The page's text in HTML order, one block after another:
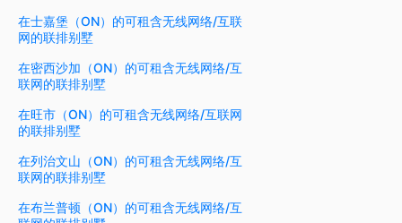
在士嘉堡（ON）的可租含无线网络/互联
网的联排别墅
在密西沙加（ON）的可租含无线网络/互
联网的联排别墅
在旺市（ON）的可租含无线网络/互联网
的联排别墅
在列治文山（ON）的可租含无线网络/互
联网的联排别墅
在布兰普顿（ON）的可租含无线网络/互